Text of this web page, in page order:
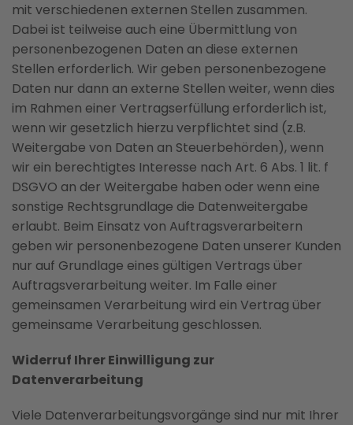
mit verschiedenen externen Stellen zusammen.
Dabei ist teilweise auch eine Übermittlung von
personenbezogenen Daten an diese externen
Stellen erforderlich. Wir geben personenbezogene
Daten nur dann an externe Stellen weiter, wenn dies
im Rahmen einer Vertragserfüllung erforderlich ist,
wenn wir gesetzlich hierzu verpflichtet sind (z.B.
Weitergabe von Daten an Steuerbehörden), wenn
wir ein berechtigtes Interesse nach Art. 6 Abs. 1 lit. f
DSGVO an der Weitergabe haben oder wenn eine
sonstige Rechtsgrundlage die Datenweitergabe
erlaubt. Beim Einsatz von Auftragsverarbeitern
geben wir personenbezogene Daten unserer Kunden
nur auf Grundlage eines gültigen Vertrags über
Auftragsverarbeitung weiter. Im Falle einer
gemeinsamen Verarbeitung wird ein Vertrag über
gemeinsame Verarbeitung geschlossen.
Widerruf Ihrer Einwilligung zur
Datenverarbeitung
Viele Datenverarbeitungsvorgänge sind nur mit Ihrer